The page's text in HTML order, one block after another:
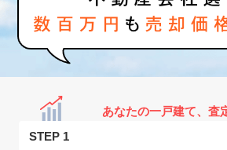
あなたの一戸建て、査
STEP 1
お問い合わせ